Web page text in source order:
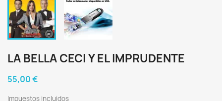
LA BELLA CECI Y EL IMPRUDENTE
55,00 €
Impuestos incluidos